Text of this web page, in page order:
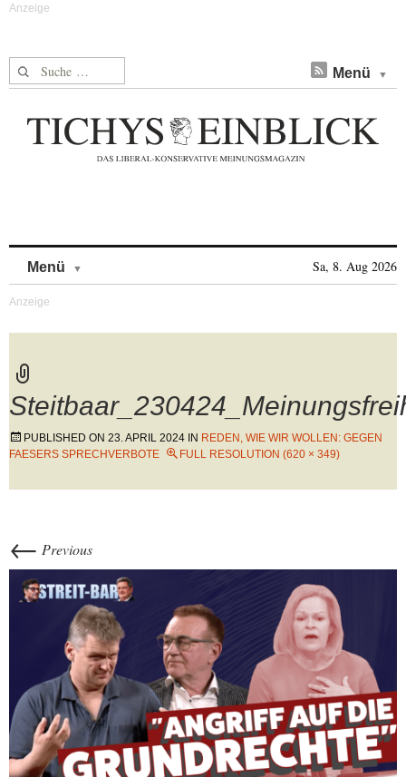
Suche nach: Menü
Menü Sa, 8. Aug 2026
PUBLISHED ON 23. APRIL 2024 IN REDEN, WIE WIR WOLLEN: GEGEN
FAESERS SPRECHVERBOTE
FULL RESOLUTION (620 × 349)
← Previous